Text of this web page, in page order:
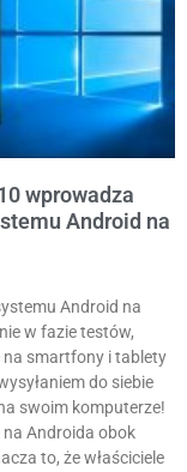
wprowadza
Android na
Android na
w fazie testów,
na smartfony i tablety
do siebie
swoim komputerze!
Androida obok
to, że właściciele